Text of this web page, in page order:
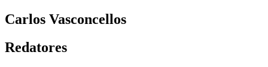
Carlos Vasconcellos
Redatores